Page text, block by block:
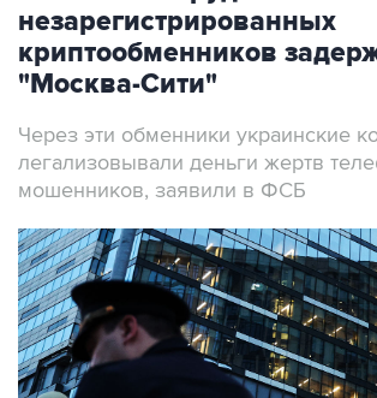
незарегистрированных
криптообменников
"Москва-Сити"
Через эти обменники украинские
легализовывали деньги жертв
мошенников, заявили в ФСБ